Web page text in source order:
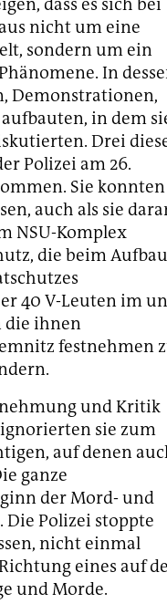
nicht um eine
sondern um ein
In
Demonstrationen,
in dem
Drei
Polizei am 26.
Sie konnten
auch als sie
NSU-Komplex
die beim Aufbau
40 V-Leuten im
die ihnen
festnehmen
und Kritik
sie zum
auf denen
ganze
der Mord- und
Polizei stoppte
nicht einmal
eines auf
und Morde.